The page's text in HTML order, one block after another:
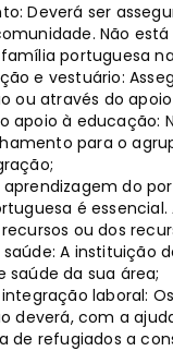
Deverá ser
Não
portuguesa
e vestuário:
ou através do
apoio à educação:
para o
aprendizagem do
é
ou dos
saúde: A instituição
saúde da sua área;
laboral:
deverá, com a
de refugiados a